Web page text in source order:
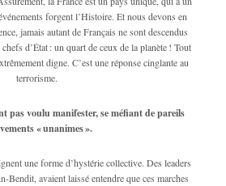
forgent l’Histoire. Et nous devons en
jamais autant de Français ne sont descendus
d’État : un quart de ceux de la planète ! Tout
digne. C’est une réponse cinglante au
terrorisme.
pas voulu manifester, se méfiant de pareils
« unanimes ».
une forme d’hystérie collective. Des leaders
Bendit, avaient laissé entendre que ces marches